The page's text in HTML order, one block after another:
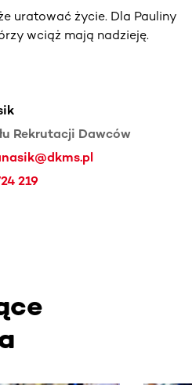
uratować życie. Dla Pauliny
wciąż mają nadzieję.
Rekrutacji Dawców
219